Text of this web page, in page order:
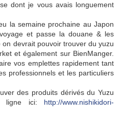
dont je vous avais longuement
la semaine prochaine au Japon
et passe la douane & les
devrait pouvoir trouver du yuzu
et également sur BienManger.
vos emplettes rapidement tant
professionnels et les particuliers
des produits dérivés du Yuzu
ligne ici: http://www.nishikidori-